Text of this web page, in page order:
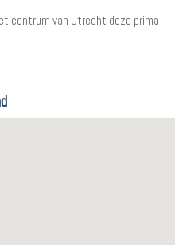
centrum van Utrecht deze prima